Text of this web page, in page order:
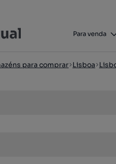
Para venda
para comprar Lisboa